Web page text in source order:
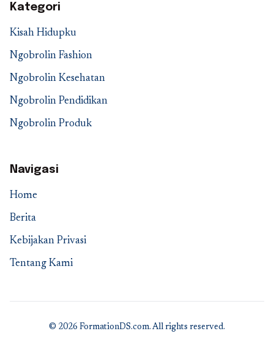
Kategori
Kisah Hidupku
Ngobrolin Fashion
Ngobrolin Kesehatan
Ngobrolin Pendidikan
Ngobrolin Produk
Navigasi
Home
Berita
Kebijakan Privasi
Tentang Kami
© 2026 FormationDS.com. All rights reserved.